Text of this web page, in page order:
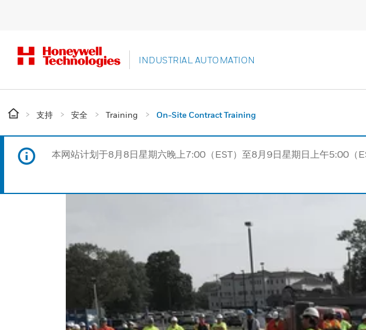
INDUSTRIAL AUTOMATION
支持 安全 Training On-Site Contract Training
本网站计划于8月8日星期六晚上7:00（EST）至8月9日星期日上午5:00（